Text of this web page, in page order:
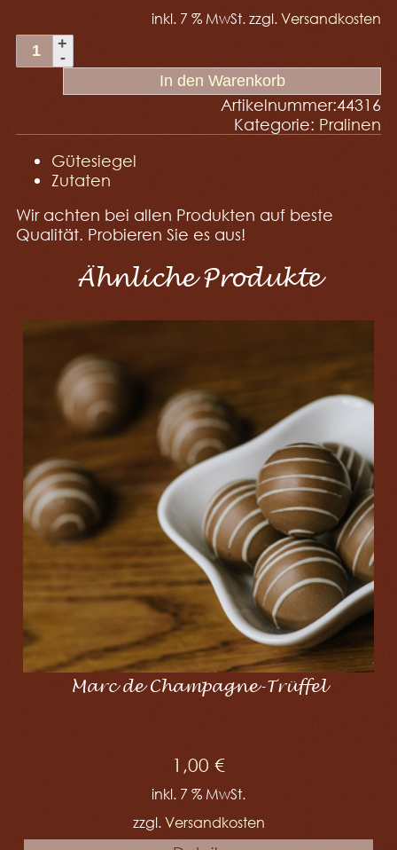
inkl. 7 % MwSt. zzgl.Versandkosten
In den Warenkorb
Artikelnummer:44316
Kategorie: Pralinen
Gütesiegel
Zutaten
Wir achten bei allen Produkten auf beste
Qualität. Probieren Sie es aus!
Ähnliche Produkte
Marc de Champagne-Trüffel
1,00 €
inkl. 7 % MwSt.
zzgl.Versandkosten